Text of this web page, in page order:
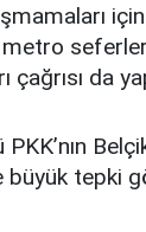
çağrısı da
büyük tepki